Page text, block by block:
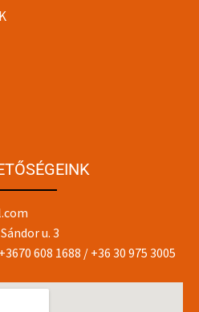
u. 3
+3670 608 1688 / +36 30 975 3005